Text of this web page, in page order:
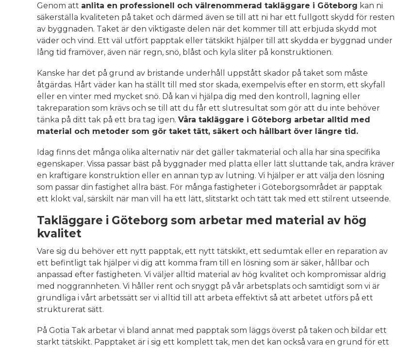
Genom att anlita en professionell och välrenommerad takläggare i Göteborg kan ni
säkerställa kvaliteten på taket och därmed även se till att ni har ett fullgott skydd för resten
av byggnaden. Taket är den viktigaste delen när det kommer till att erbjuda skydd mot
väder och vind. Ett väl utfört papptak eller tätskikt hjälper till att skydda er byggnad under
lång tid framöver, även när regn, snö, blåst och kyla sliter på konstruktionen.
Kanske har det på grund av bristande underhåll uppstått skador på taket som måste
åtgärdas. Hårt väder kan ha ställt till med stor skada, exempelvis efter en storm, ett skyfall
eller en vinter med mycket snö. Då kan vi hjälpa dig med den kontroll, lagning eller
takreparation som krävs och se till att du får ett slutresultat som gör att du inte behöver
tänka på ditt tak på ett bra tag igen.Våra takläggare i Göteborg arbetar alltid med
material och metoder som gör taket tätt, säkert och hållbart över längre tid.
Idag finns det många olika alternativ när det gäller takmaterial och alla har sina specifika
egenskaper. Vissa passar bäst på byggnader med platta eller lätt sluttande tak, andra kräver
en kraftigare konstruktion eller en annan typ av lutning. Vi hjälper er att välja den lösning
som passar din fastighet allra bäst. För många fastigheter i Göteborgsområdet är papptak
ett klokt val, särskilt när man vill ha ett lätt, slitstarkt och tätt tak med ett stilrent utseende.
Takläggare i Göteborg som arbetar med material av hög
kvalitet
Vare sig du behöver ett nytt papptak, ett nytt tätskikt, ett sedumtak eller en reparation av
ett befintligt tak hjälper vi dig att komma fram till en lösning som är säker, hållbar och
anpassad efter fastigheten. Vi väljer alltid material av hög kvalitet och kompromissar aldrig
med noggrannheten. Vi håller rent och snyggt på vår arbetsplats och samtidigt som vi är
grundliga i vårt arbetssätt ser vi alltid till att arbeta effektivt så att arbetet utförs på ett
strukturerat sätt.
På Gotia Tak arbetar vi bland annat med papptak som läggs överst på taken och bildar ett
starkt tätskikt. Papptaket är i sig ett komplett tak, men det kan också vara en grund för ett